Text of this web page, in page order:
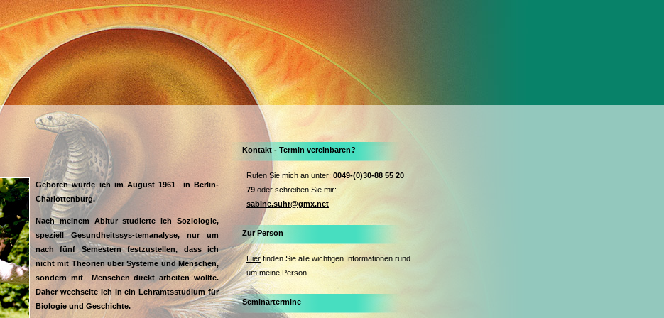
Geboren wurde ich im August 1961 in Berlin-
Charlottenburg.
Nach meinem Abitur studierte ich Soziologie,
speziell Gesundheitssys-temanalyse, nur um
nach fünf Semestern festzustellen, dass ich
nicht mit Theorien über Systeme und Menschen,
sondern mit Menschen direkt arbeiten wollte.
Daher wechselte ich in ein Lehramtsstudium für
Biologie und Geschichte.
Kontakt - Termin vereinbaren?
Rufen Sie mich an unter: 0049-(0)30-88 55 20
79 oder schreiben Sie mir:
sabine.suhr@gmx.net
Zur Person
Hierfinden Sie alle wichtigen Informationen rund
um meine Person.
Seminartermine